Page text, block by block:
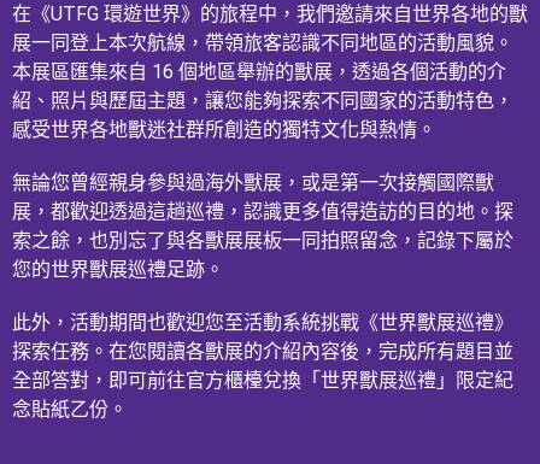
在《UTFG 環遊世界》的旅程中，我們邀請來自世界各地的獸
展一同登上本次航線，帶領旅客認識不同地區的活動風貌。
本展區匯集來自 16 個地區舉辦的獸展，透過各個活動的介
紹、照片與歷屆主題，讓您能夠探索不同國家的活動特色，
感受世界各地獸迷社群所創造的獨特文化與熱情。
無論您曾經親身參與過海外獸展，或是第一次接觸國際獸
展，都歡迎透過這趟巡禮，認識更多值得造訪的目的地。探
索之餘，也別忘了與各獸展展板一同拍照留念，記錄下屬於
您的世界獸展巡禮足跡。
此外，活動期間也歡迎您至活動系統挑戰《世界獸展巡禮》
探索任務。在您閱讀各獸展的介紹內容後，完成所有題目並
全部答對，即可前往官方櫃檯兌換「世界獸展巡禮」限定紀
念貼紙乙份。